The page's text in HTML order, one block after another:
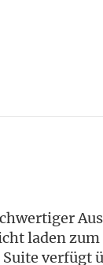
laden
Suite verfügt